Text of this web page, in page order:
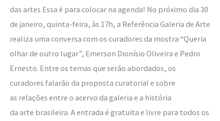
das artes Essa é para colocar na agenda! No próximo dia 30
de janeiro, quinta-feira, às 17h, a Referência Galeria de Arte
realiza uma conversa com os curadores da mostra “Queria
olhar de outro lugar”, Emerson Dionísio Oliveira e Pedro
Ernesto. Entre os temas que serão abordados, os
curadores falarão da proposta curatorial e sobre
as relações entre o acervo da galeria e a história
da arte brasileira. A entrada é gratuita e livre para todos os